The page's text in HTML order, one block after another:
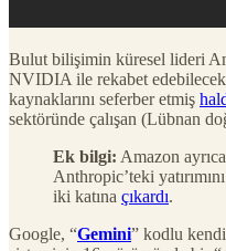
Bulut bilişimin küresel lideri
NVIDIA ile rekabet
kaynaklarını seferber etmiş
sektöründe çalışan (Lübnan
Ek bilgi: Amazon
Anthropic’teki yatırımını
iki katına çıkardı.
Google, “Gemini” kodlu